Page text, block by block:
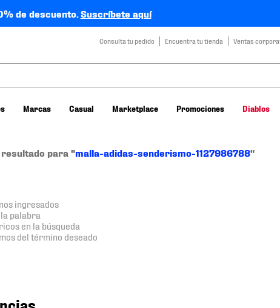
de descuento.Suscríbete aquí
Consulta tu pedido Encuentra tu tienda Ventas
Marcas Casual Marketplace Promociones Diablos
para "malla-adidas-senderismo-1127986788"
ingresados
palabra
en la búsqueda
del término deseado